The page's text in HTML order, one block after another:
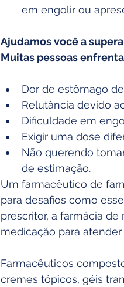
em engolir ou
Ajudamos você a
Muitas pessoas
Dor de estômago
Relutância devido
Dificuldade em
Exigir uma dose
Não querendo
de estimação.
Um farmacêutico de
para desafios como
prescritor, a farmácia
medicação para
Farmacêuticos
cremes tópicos, géis